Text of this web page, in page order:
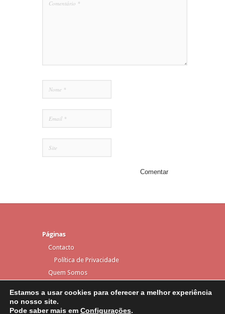
Páginas
Contacto
Política de Privacidade
Quem Somos
Estamos a usar cookies para oferecer a melhor experiência
no nosso site.
Pode saber mais em Configurações.